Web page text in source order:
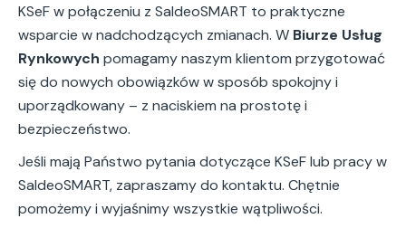
KSeF w połączeniu z SaldeoSMART to praktyczne
wsparcie w nadchodzących zmianach. W Biurze Usług
Rynkowych pomagamy naszym klientom przygotować
się do nowych obowiązków w sposób spokojny i
uporządkowany – z naciskiem na prostotę i
bezpieczeństwo.
Jeśli mają Państwo pytania dotyczące KSeF lub pracy w
SaldeoSMART, zapraszamy do kontaktu. Chętnie
pomożemy i wyjaśnimy wszystkie wątpliwości.